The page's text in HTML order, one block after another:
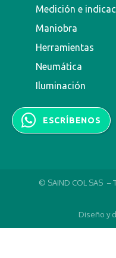
Medición e
Maniobra
Herramientas
Neumática
Iluminación
ESCRÍBENOS
© SAIND COL SAS
Diseño y